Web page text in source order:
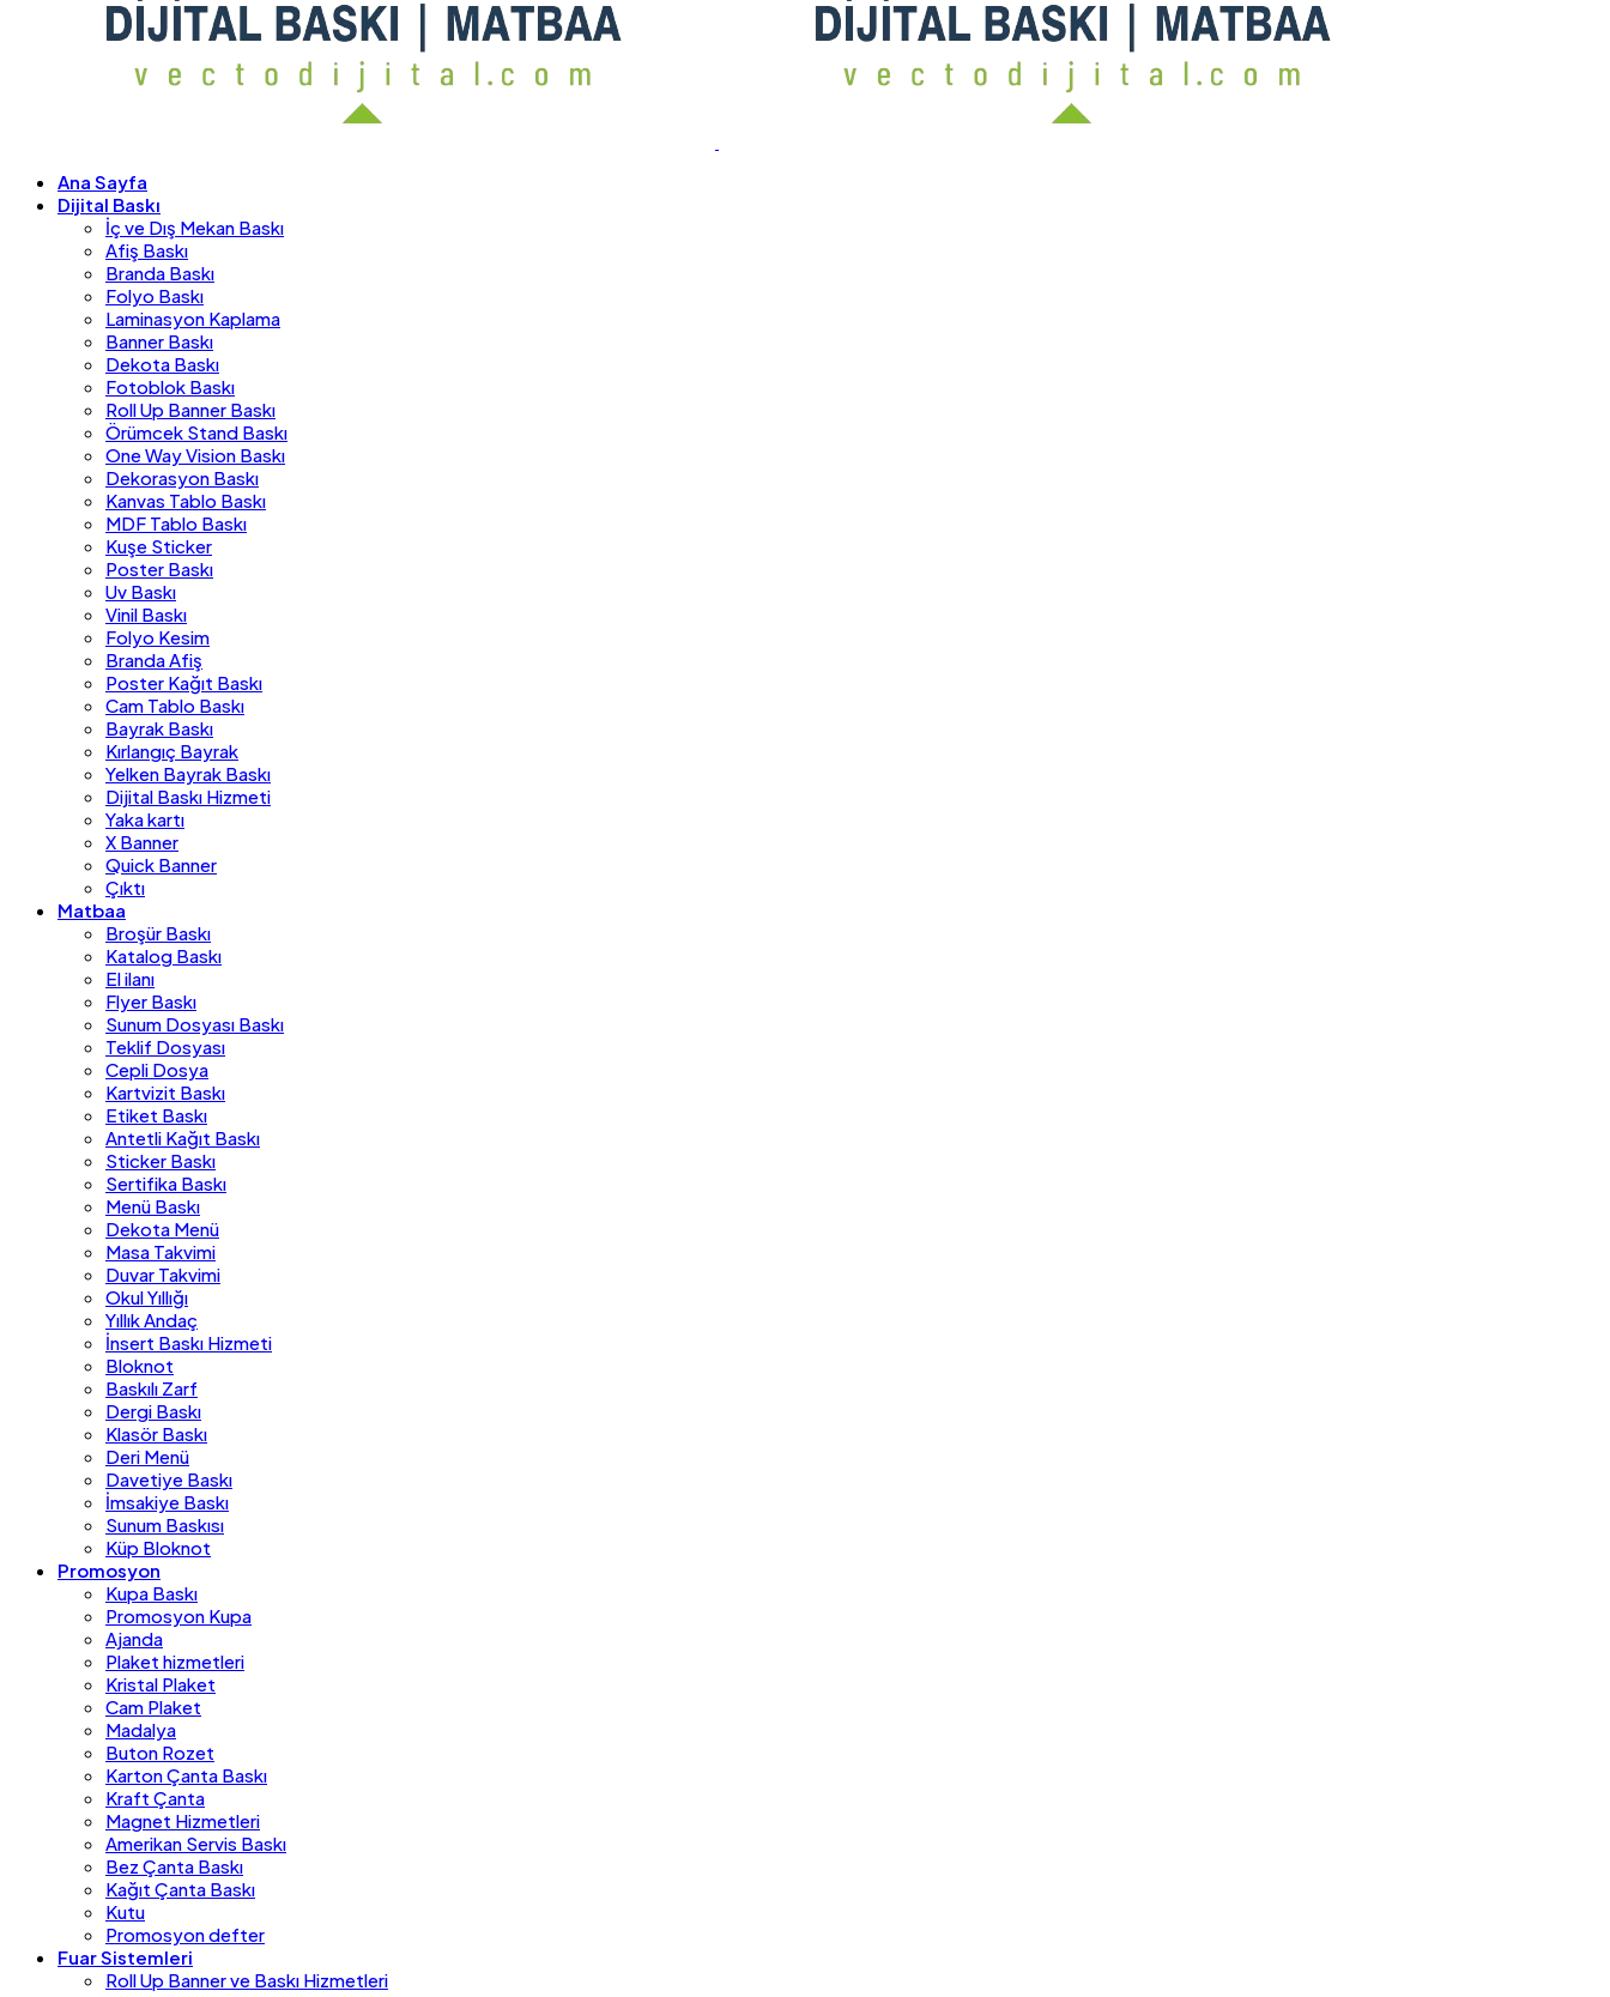
Ana Sayfa
Dijital Baskı
İç ve Dış Mekan Baskı
Afiş Baskı
Branda Baskı
Folyo Baskı
Laminasyon Kaplama
Banner Baskı
Dekota Baskı
Fotoblok Baskı
Roll Up Banner Baskı
Örümcek Stand Baskı
One Way Vision Baskı
Dekorasyon Baskı
Kanvas Tablo Baskı
MDF Tablo Baskı
Kuşe Sticker
Poster Baskı
Uv Baskı
Vinil Baskı
Folyo Kesim
Branda Afiş
Poster Kağıt Baskı
Cam Tablo Baskı
Bayrak Baskı
Kırlangıç Bayrak
Yelken Bayrak Baskı
Dijital Baskı Hizmeti
Yaka kartı
X Banner
Quick Banner
Çıktı
Matbaa
Broşür Baskı
Katalog Baskı
El ilanı
Flyer Baskı
Sunum Dosyası Baskı
Teklif Dosyası
Cepli Dosya
Kartvizit Baskı
Etiket Baskı
Antetli Kağıt Baskı
Sticker Baskı
Sertifika Baskı
Menü Baskı
Dekota Menü
Masa Takvimi
Duvar Takvimi
Okul Yıllığı
Yıllık Andaç
İnsert Baskı Hizmeti
Bloknot
Baskılı Zarf
Dergi Baskı
Klasör Baskı
Deri Menü
Davetiye Baskı
İmsakiye Baskı
Sunum Baskısı
Küp Bloknot
Promosyon
Kupa Baskı
Promosyon Kupa
Ajanda
Plaket hizmetleri
Kristal Plaket
Cam Plaket
Madalya
Buton Rozet
Karton Çanta Baskı
Kraft Çanta
Magnet Hizmetleri
Amerikan Servis Baskı
Bez Çanta Baskı
Kağıt Çanta Baskı
Kutu
Promosyon defter
Fuar Sistemleri
Roll Up Banner ve Baskı Hizmetleri